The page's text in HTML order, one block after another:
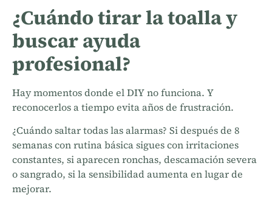
¿Cuándo tirar la toalla y
buscar ayuda
profesional?
Hay momentos donde el DIY no funciona. Y
reconocerlos a tiempo evita años de frustración.
¿Cuándo saltar todas las alarmas? Si después de 8
semanas con rutina básica sigues con irritaciones
constantes, si aparecen ronchas, descamación severa
o sangrado, si la sensibilidad aumenta en lugar de
mejorar.